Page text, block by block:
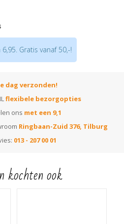
maken door middel van een
buizen te demonteren
Gratis vanaf 50,-!
dag verzonden!
flexibele bezorgopties
ons met een 9,1
Ringbaan-Zuid 376, Tilburg
013 - 207 00 01
kochten ook